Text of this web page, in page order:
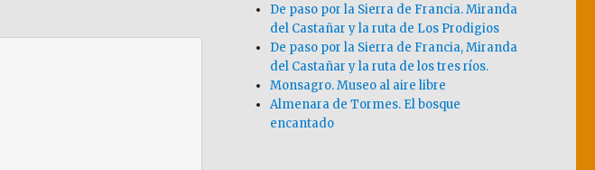
De paso por la Sierra de Francia. Miranda
del Castañar y la ruta de Los Prodigios
De paso por la Sierra de Francia, Miranda
del Castañar y la ruta de los tres ríos.
Monsagro. Museo al aire libre
Almenara de Tormes. El bosque
encantado